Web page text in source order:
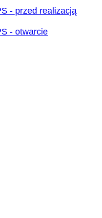
- przed realizacją
- otwarcie